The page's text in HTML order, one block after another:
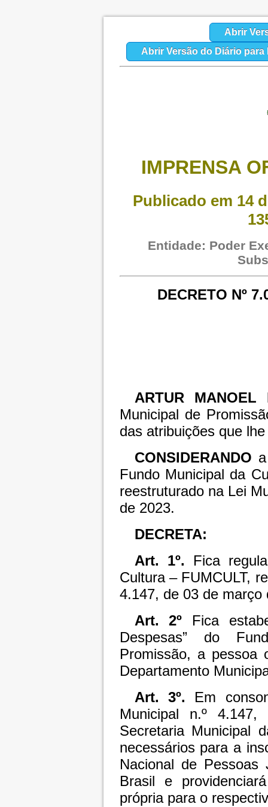
Abrir
Abrir Versão do Diário para
IMPRENSA
Publicado em 14
Entidade: Poder
DECRETO Nº
ARTUR MANOEL
Municipal de
das atribuições que
CONSIDERANDO
Fundo Municipal da
reestruturado na Lei
de 2023.
DECRETA:
Art. 1º. Fica
Cultura – FUMCULT,
4.147, de 03 de março
Art. 2º Fica
Despesas” do
Promissão, a pessoa
Departamento
Art. 3º. Em
Municipal n.º
Secretaria Municipal
necessários para a
Nacional de
Brasil e
própria para o